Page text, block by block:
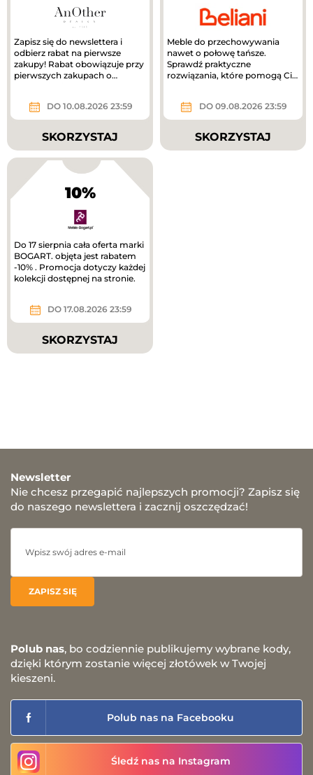
Zapisz się do newslettera i
odbierz rabat na pierwsze
zakupy! Rabat obowiązuje przy
pierwszych zakupach o
DO 10.08.2026 23:59
SKORZYSTAJ
Meble do przechowywania
nawet o połowę tańsze.
Sprawdź praktyczne
rozwiązania, które pomogą Ci
DO 09.08.2026 23:59
SKORZYSTAJ
10%
Do 17 sierpnia cała oferta marki
BOGART. objęta jest rabatem
-10% . Promocja dotyczy każdej
kolekcji dostępnej na stronie.
DO 17.08.2026 23:59
SKORZYSTAJ
Newsletter
Nie chcesz przegapić najlepszych promocji? Zapisz się
do naszego newslettera i zacznij oszczędzać!
Polub nas, bo codziennie publikujemy wybrane kody,
dzięki którym zostanie więcej złotówek w Twojej
kieszeni.
Polub nas na Facebooku
Śledź nas na Instagram